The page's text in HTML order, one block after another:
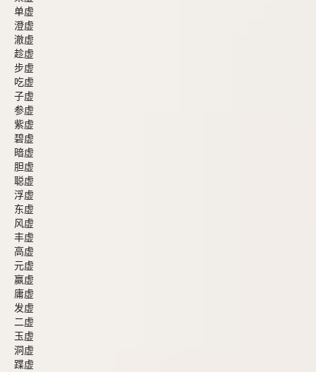
单虚
澄虚
澈虚
趁虚
步虚
吃虚
子虚
参虚
紫虚
碧虚
暗虚
胆虚
聪虚
浮虚
东虚
风虚
丰虚
高虚
元虚
赢虚
庸虚
发虚
二虚
玉虚
洞虚
蹀虚